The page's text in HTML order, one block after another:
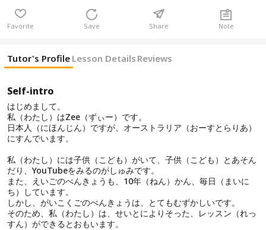
Favorite Save Share Note
Tutor's Profile Lesson Details Reviews
Self-intro
はじめまして。
私（わたし）はZee（ずぃー）です。
日本人（にほんじん）ですが、オーストラリア（おーすとらりあ）
にすんでいます。
私（わたし）には子供（こども）がいて、子供（こども）とあそん
だり、YouTubeをみるのがしゅみです。
また、えいごのべんきょうも、10年（ねん）かん、毎日（まいに
ち）しています。
しかし、がいこくごのべんきょうは、とてもむずかしいです。
そのため、私（わたし）は、せいとによりそった、レッスン（れっ
すん）ができるとおもいます。